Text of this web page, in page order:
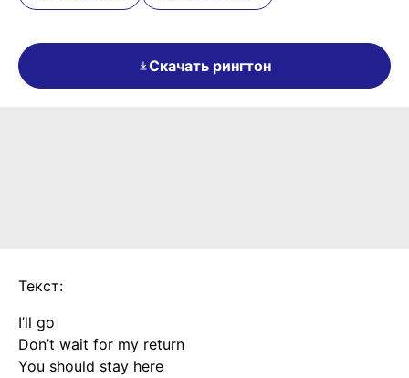
Скачать рингтон
Текст:
I’ll go
Don’t wait for my return
You should stay here